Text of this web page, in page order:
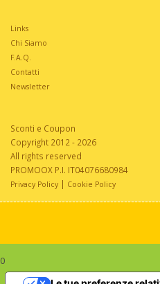
Links
Chi Siamo
F.A.Q.
Contatti
Newsletter
Sconti e Coupon
Copyright 2012 - 2026
All rights reserved
PROMOOX P.I. IT04076680984
Privacy Policy | Cookie Policy
0